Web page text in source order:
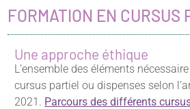
FORMATION EN CURSUS
Une approche éthique
L’ensemble des éléments
cursus partiel ou dispenses selon
2021. Parcours des différents